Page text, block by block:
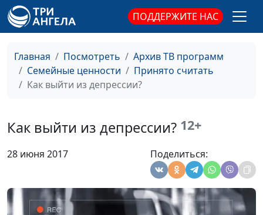
ПОДДЕРЖИТЕ НАС
Главная Посмотреть
Архив ТВ программ
Семейные ценности
Принято считать
Как выйти из депрессии?
Как выйти из депрессии? 12+
28 июня 2017 Поделиться:
психолог
Роли агрессора и
жертвы
Юлия Синицына,
Ольга Ижогина,
психолог
#483
Виды домашнего
Юлия Синицына,
насилие
Ольга Ижогина,
психолог
Важность прощения
Юлия Синицына,
Ольга Ижогина,
#480